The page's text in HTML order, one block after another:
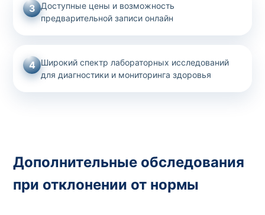
3 Доступные цены и возможность
предварительной записи онлайн
4 Широкий спектр лабораторных исследований
для диагностики и мониторинга здоровья
Дополнительные обследования
при отклонении от нормы